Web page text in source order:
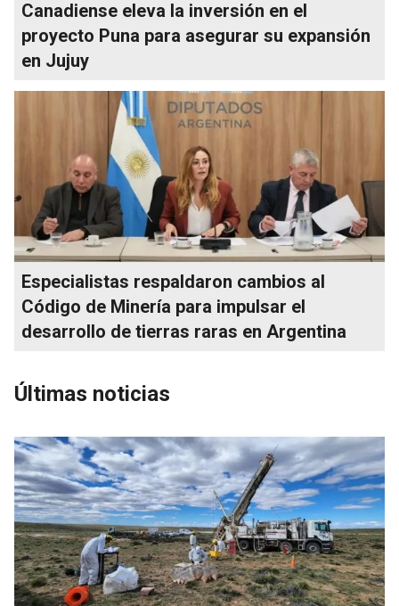
Canadiense eleva la inversión en el
proyecto Puna para asegurar su expansión
en Jujuy
Especialistas respaldaron cambios al
Código de Minería para impulsar el
desarrollo de tierras raras en Argentina
Últimas noticias